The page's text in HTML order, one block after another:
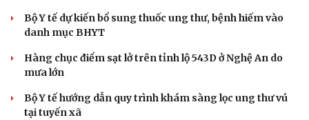
Bộ Y tế dự kiến bổ sung thuốc ung thư, bệnh hiếm vào
danh mục BHYT
Hàng chục điểm sạt lở trên tỉnh lộ 543D ở Nghệ An do
mưa lớn
Bộ Y tế hướng dẫn quy trình khám sàng lọc ung thư vú
tại tuyến xã